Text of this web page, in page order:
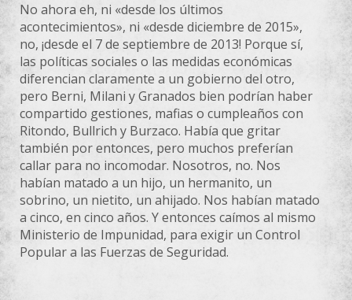
No ahora eh, ni «desde los últimos
acontecimientos», ni «desde diciembre de 2015»,
no, ¡desde el 7 de septiembre de 2013! Porque sí,
las políticas sociales o las medidas económicas
diferencian claramente a un gobierno del otro,
pero Berni, Milani y Granados bien podrían haber
compartido gestiones, mafias o cumpleaños con
Ritondo, Bullrich y Burzaco. Había que gritar
también por entonces, pero muchos preferían
callar para no incomodar. Nosotros, no. Nos
habían matado a un hijo, un hermanito, un
sobrino, un nietito, un ahijado. Nos habían matado
a cinco, en cinco años. Y entonces caímos al mismo
Ministerio de Impunidad, para exigir un Control
Popular a las Fuerzas de Seguridad.